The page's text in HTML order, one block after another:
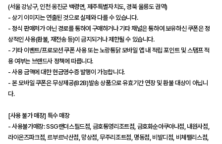
(서울 강남구, 인천 옹진군 백령면, 제주특별자치도, 경북 울릉도 권역)
- 상기 이미지는 연출된 것으로 실제와 다를 수 있습니다.
- 정식 판매처가 아닌 경로를 통하여 구매하거나 기타 채널은 통하여 보유하신 쿠폰은 정
상적인 사용(환불, 재전송 등)이 금지되거나 제한될 수 있습니다.
- 기타 이벤트/프로모션 쿠폰 사용 또는 노랑통닭 모바일 앱 내 적립 포인트 및 스탬프 적
용 여부는 브랜드사 정책에 따릅니다.
- 사용 금액에 대한 현금영수증 발행이 가능합니다.
- 본 모바일 쿠폰은 무상제공(B2B)발송 상품으로 유효기간 연장 및 환불 대상이 아닙니
다.
[사용 불가 매장] 특수 매장
- 사용불가매장: SSG랜더스필드점, 금호통영리조트점, 금호화순아쿠아나점, 내원사점,
라이온즈파크점, 르부르낙산점, 망상점, 무주리조트점, 명동점, 비발디점, 비체팰리스점,